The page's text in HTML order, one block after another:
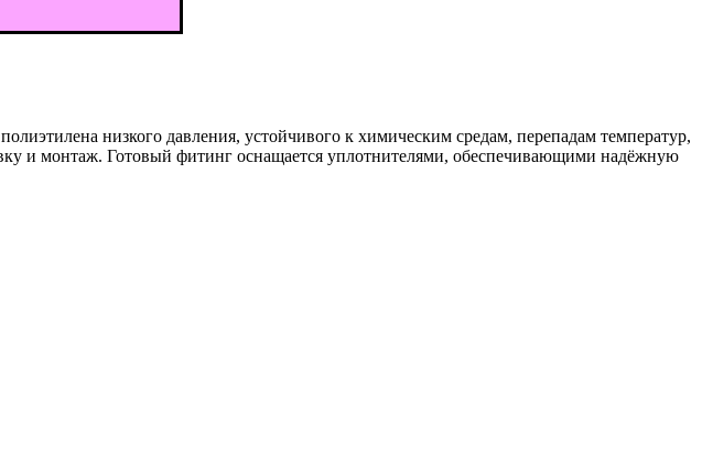
низкого давления, устойчивого к химическим средам, перепадам температур,
и монтаж. Готовый фитинг оснащается уплотнителями, обеспечивающими надёжную